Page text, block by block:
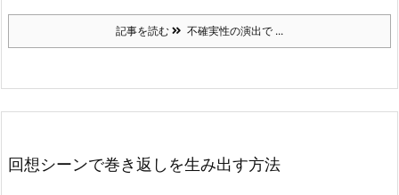
記事を読む 不確実性の演出で ...
回想シーンで巻き返しを生み出す方法